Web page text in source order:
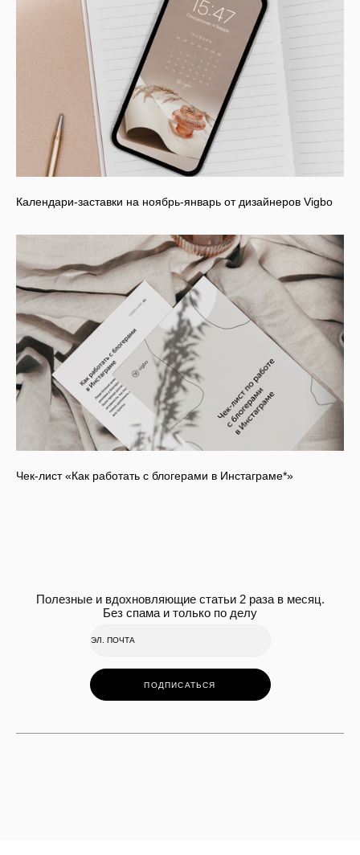
Календари-заставки на ноябрь-январь от дизайнеров Vigbo
Чек-лист «Как работать с блогерами в Инстаграме*»
Полезные и вдохновляющие статьи 2 раза в месяц.
Без спама и только по делу
ПОДПИСАТЬСЯ